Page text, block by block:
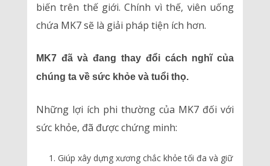
biến trên thế giới. Chính vì thế, viên uống
chứa MK7 sẽ là giải pháp tiện ích hơn.
MK7 đã và đang thay đổi cách nghĩ của
chúng ta về sức khỏe và tuổi thọ.
Những lợi ích phi thường của MK7 đối với
sức khỏe, đã được chứng minh:
Giúp xây dựng xương chắc khỏe tối đa và giữ